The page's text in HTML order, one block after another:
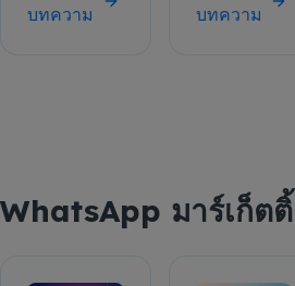
บทความ
บทความ
WhatsApp มาร์เก็ต